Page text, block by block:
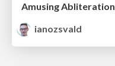
Amusing Abliteration
ianozsvald